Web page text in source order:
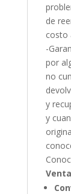
de
costo
-
por
no
y
y